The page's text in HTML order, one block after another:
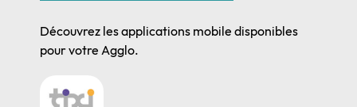
Découvrez les applications mobile disponibles
pour votre Agglo.